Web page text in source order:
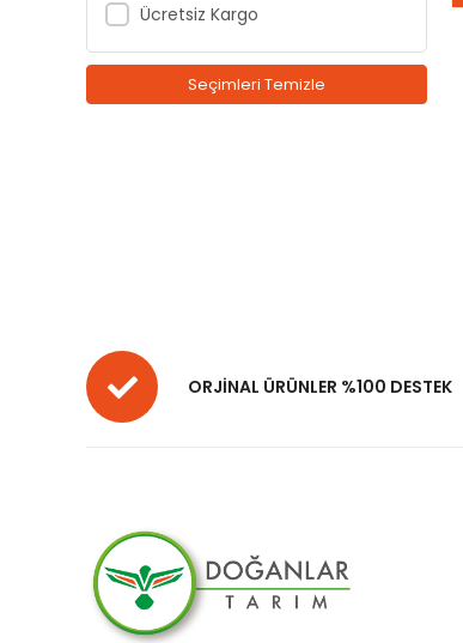
Ücretsiz Kargo
Seçimleri Temizle
ORJİNAL ÜRÜNLER %100 DESTEK